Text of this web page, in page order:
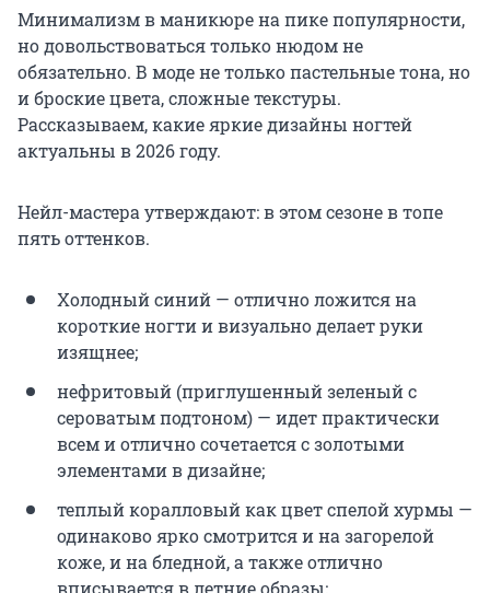
Минимализм в маникюре на пике популярности,
но довольствоваться только нюдом не
обязательно. В моде не только пастельные тона, но
и броские цвета, сложные текстуры.
Рассказываем, какие яркие дизайны ногтей
актуальны в 2026 году.
Нейл-мастера утверждают: в этом сезоне в топе
пять оттенков.
Холодный синий — отлично ложится на
короткие ногти и визуально делает руки
изящнее;
нефритовый (приглушенный зеленый с
сероватым подтоном) — идет практически
всем и отлично сочетается с золотыми
элементами в дизайне;
теплый коралловый как цвет спелой хурмы —
одинаково ярко смотрится и на загорелой
коже, и на бледной, а также отлично
вписывается в летние образы;